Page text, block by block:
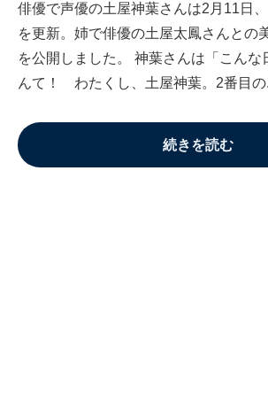
俳優で声優の土屋神葉さんは2月11日
を更新。姉で俳優の土屋太鳳さんとの
を公開しました。 神葉さんは「こんな
んて！ わたくし、土屋神葉。2番目の
続きを読む